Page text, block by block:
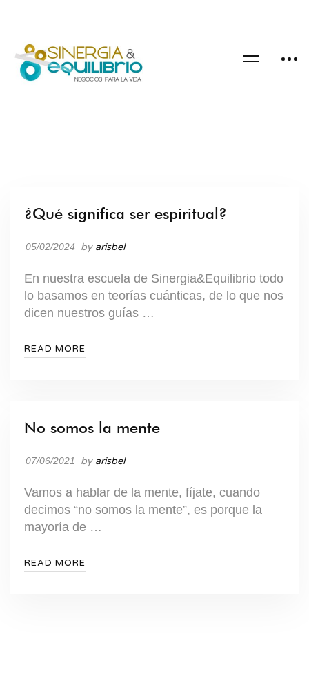
JUEGO CUANTICO
¿Qué significa ser espiritual?
05/02/2024 by arisbel
En nuestra escuela de Sinergia&Equilibrio todo
lo basamos en teorías cuánticas, de lo que nos
dicen nuestros guías …
READ MORE
No somos la mente
07/06/2021 by arisbel
Vamos a hablar de la mente, fíjate, cuando
decimos “no somos la mente”, es porque la
mayoría de …
READ MORE